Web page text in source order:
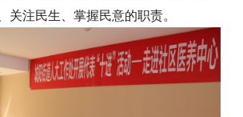
关注民生、掌握民意的职责。